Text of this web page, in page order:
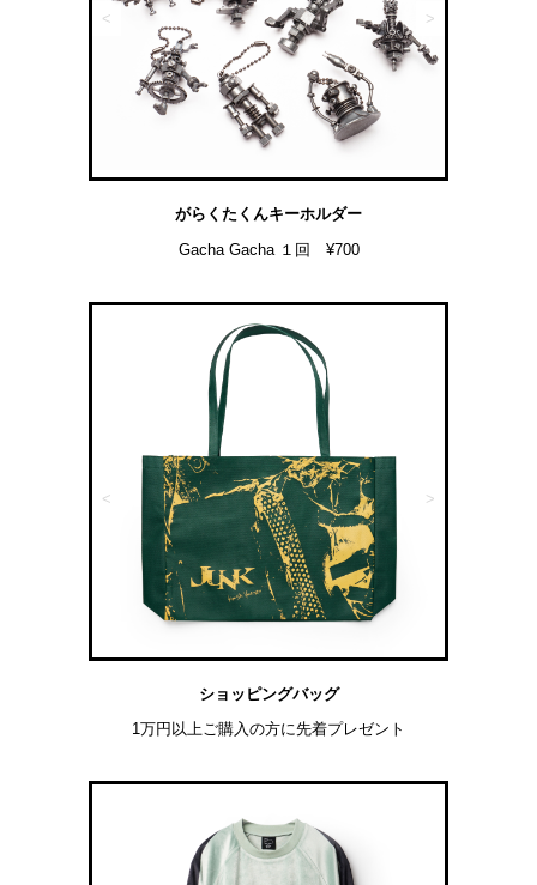
< >
がらくたくんキーホルダー
Gacha Gacha １回 ¥700
< >
ショッピングバッグ
1万円以上ご購入の方に先着プレゼント